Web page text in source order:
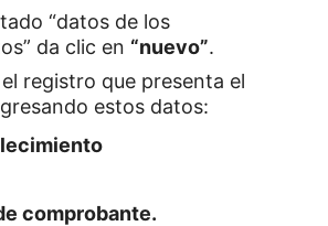
“datos de los
da clic en “nuevo”.
registro que presenta el
estos datos:
comprobante.